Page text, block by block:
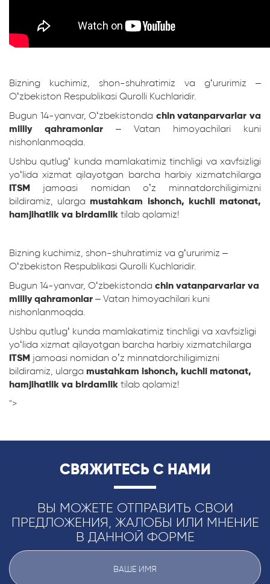
Bizning kuchimiz, shon-shuhratimiz va g‘ururimiz –
O‘zbekiston Respublikasi Qurolli Kuchlaridir.
Bugun 14-yanvar, O‘zbekistonda chin vatanparvarlar va
milliy qahramonlar – Vatan himoyachilari kuni
nishonlanmoqda.
Ushbu qutlug‘ kunda mamlakatimiz tinchligi va xavfsizligi
yo‘lida xizmat qilayotgan barcha harbiy xizmatchilarga
ITSM jamoasi nomidan o’z minnatdorchiligimizni
bildiramiz, ulargamustahkam ishonch, kuchli matonat,
hamjihatlik va birdamlik tilab qolamiz!
Bizning kuchimiz, shon-shuhratimiz va g‘ururimiz –
O‘zbekiston Respublikasi Qurolli Kuchlaridir.
Bugun 14-yanvar, O‘zbekistonda chin vatanparvarlar va
milliy qahramonlar – Vatan himoyachilari kuni
nishonlanmoqda.
Ushbu qutlug‘ kunda mamlakatimiz tinchligi va xavfsizligi
yo‘lida xizmat qilayotgan barcha harbiy xizmatchilarga
ITSM jamoasi nomidan o’z minnatdorchiligimizni
bildiramiz, ularga mustahkam ishonch, kuchli matonat,
hamjihatlik va birdamlik tilab qolamiz!
">
СВЯЖИТЕСЬ С НАМИ
ВЫ МОЖЕТЕ ОТПРАВИТЬ СВОИ
ПРЕДЛОЖЕНИЯ, ЖАЛОБЫ ИЛИ МНЕНИЕ
В ДАННОЙ ФОРМЕ